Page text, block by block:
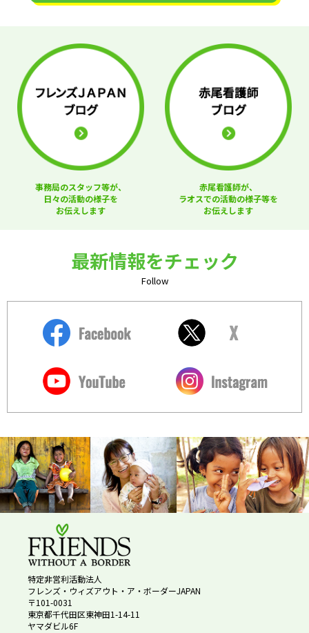
事務局のスタッフ等が、
日々の活動の様子を
お伝えします
赤尾看護師が、
ラオスでの活動の様子等を
お伝えします
最新情報をチェック
Follow
特定非営利活動法人
フレンズ・ウィズアウト・ア・ボーダーJAPAN
〒101-0031
東京都千代田区東神田1-14-11
ヤマダビル6F